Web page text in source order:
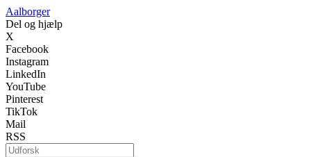
Aalborger
Del og hjælp
X
Facebook
Instagram
LinkedIn
YouTube
Pinterest
TikTok
Mail
RSS